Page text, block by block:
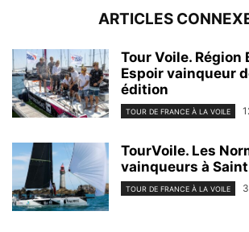
ARTICLES
Tour Voile. Région
Espoir vainqueur
édition
TOUR DE FRANCE À LA VOILE
TourVoile. Les
vainqueurs à
TOUR DE FRANCE À LA VOILE